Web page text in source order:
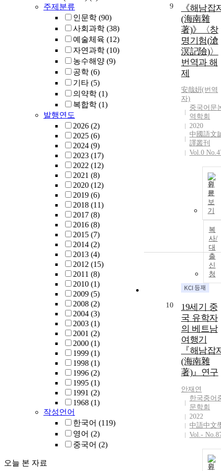
주제분류
인문학 (90)
사회과학 (38)
예술체육 (12)
자연과학 (10)
농수해양 (9)
공학 (6)
기타 (5)
의약학 (1)
복합학 (1)
발행연도
2026 (2)
2025 (6)
2024 (9)
2023 (17)
2022 (12)
2021 (8)
2020 (12)
2019 (6)
2018 (11)
2017 (8)
2016 (8)
2015 (7)
2014 (2)
2013 (4)
2012 (15)
2011 (8)
2010 (1)
2009 (5)
2008 (2)
2004 (3)
2003 (1)
2001 (2)
2000 (1)
1999 (1)
1998 (1)
1996 (2)
1995 (1)
1991 (2)
1968 (1)
작성언어
한국어 (119)
영어 (2)
중국어 (2)
오늘 본 자료
9
《해남잡
(海南雜
著)》〈창
명기험(滄
溟記險)〉
번역과 해
제
安哉姸(번역
자)
중국어문
역학회
2020
中國語文
譯叢刊
Vol.0
원
문
보
기
복
사/
대
출
신
청
10
19세기 중
국 유학자
의 베트남
여행기
『해남잡
(海南雜
著)』연구
안재연
한국중어
문학회
2022
中語中文
Vol.-
원